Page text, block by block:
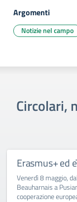
Argomenti
Notizie nel campo
Circolari,
Erasmus+ ed
Venerdì 8 maggio,
Beauharnais a
cooperazione